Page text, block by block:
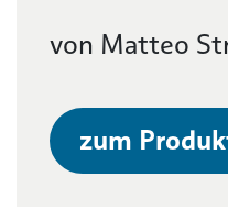
von Matteo
zum